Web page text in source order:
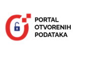
sadržaj